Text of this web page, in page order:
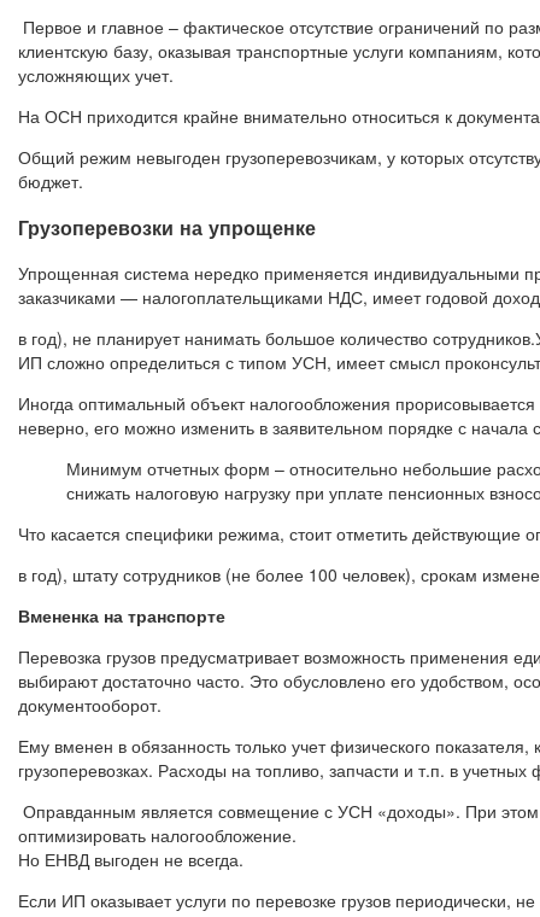
Первое и главное – фактическое отсутствие ограничений по
клиентскую базу, оказывая транспортные услуги компаниям,
усложняющих учет.
На ОСН приходится крайне внимательно относиться к
Общий режим невыгоден грузоперевозчикам, у которых
бюджет.
Грузоперевозки на упрощенке
Упрощенная система нередко применяется индивидуальными
заказчиками — налогоплательщиками НДС, имеет годовой
в год), не планирует нанимать большое количество
ИП сложно определиться с типом УСН, имеет смысл
Иногда оптимальный объект налогообложения
неверно, его можно изменить в заявительном порядке с
Минимум отчетных форм – относительно небольшие
снижать налоговую нагрузку при уплате пенсионных
Что касается специфики режима, стоит отметить действующие
в год), штату сотрудников (не более 100 человек), срокам
Вмененка на транспорте
Перевозка грузов предусматривает возможность применения
выбирают достаточно часто. Это обусловлено его удобством,
документооборот.
Ему вменен в обязанность только учет физического
грузоперевозках. Расходы на топливо, запчасти и т.п. в
Оправданным является совмещение с УСН «доходы». При этом
оптимизировать налогообложение.
Но ЕНВД выгоден не всегда.
Если ИП оказывает услуги по перевозке грузов периодически,